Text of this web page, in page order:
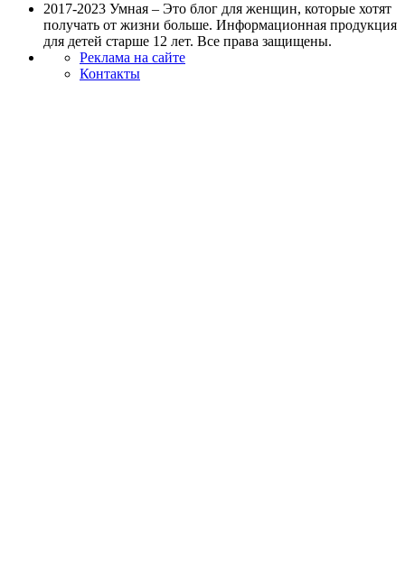
2017-2023 Умная – Это блог для женщин, которые хотят
получать от жизни больше. Информационная продукция
для детей старше 12 лет. Все права защищены.
Реклама на сайте
Контакты